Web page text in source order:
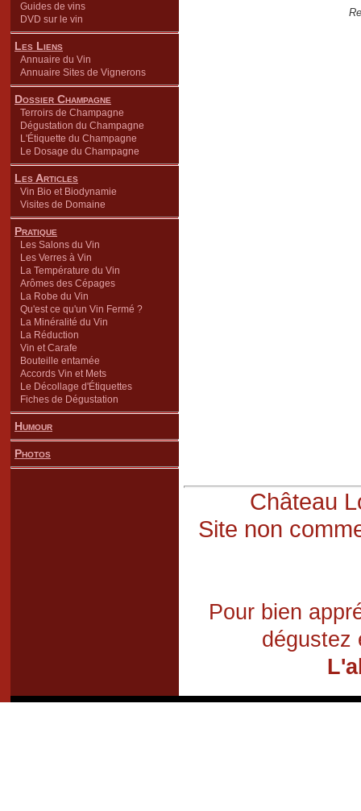
Guides de vins
DVD sur le vin
Les Liens
Annuaire du Vin
Annuaire Sites de Vignerons
Dossier Champagne
Terroirs de Champagne
Dégustation du Champagne
L'Étiquette du Champagne
Le Dosage du Champagne
Les Articles
Vin Bio et Biodynamie
Visites de Domaine
Pratique
Les Salons du Vin
Les Verres à Vin
La Température du Vin
Arômes des Cépages
La Robe du Vin
Qu'est ce qu'un Vin Fermé ?
La Minéralité du Vin
La Réduction
Vin et Carafe
Bouteille entamée
Accords Vin et Mets
Le Décollage d'Étiquettes
Fiches de Dégustation
Humour
Photos
Château
Site non
Pour bien
dégustez